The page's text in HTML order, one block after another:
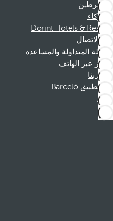
المنخرطين
الشركاء
Dorint Hotels & Resorts
الاتصال
الأسئلة المتداولة والمساعدة
الحجز عبر الهاتف
اتصل بنا
تطبيق Barceló
تنزيل